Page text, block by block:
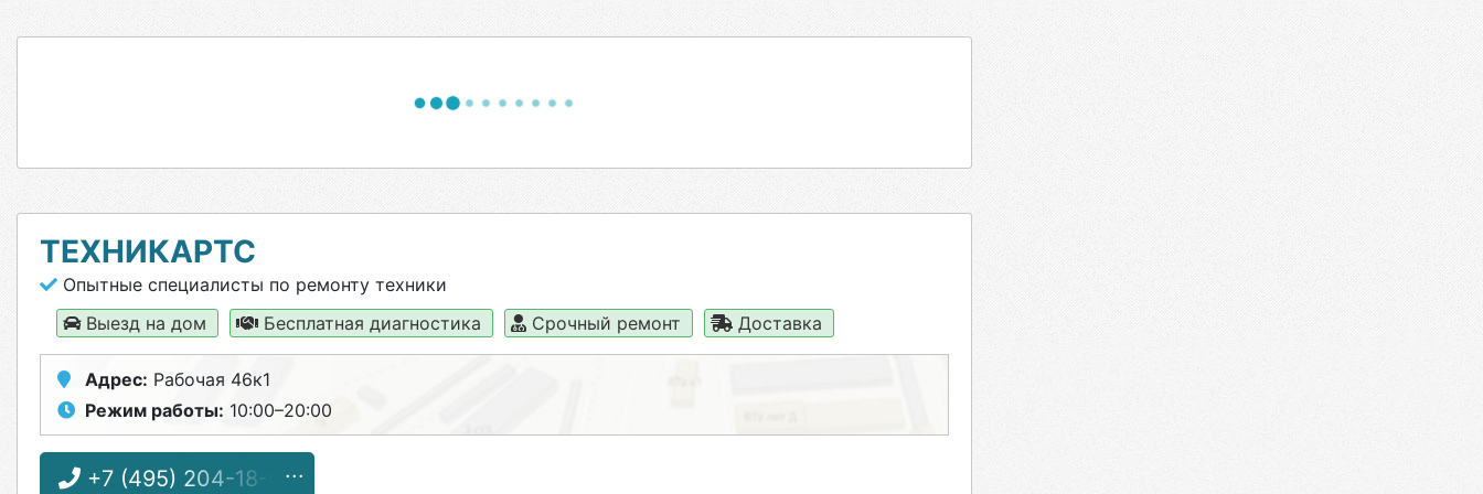
ТЕХНИКАРТС
Опытные специалисты по ремонту техники
Выезд на дом
Бесплатная диагностика Срочный ремонт Доставка
Адрес: Рабочая 46к1
Режим работы: 10:00–20:00
+7 (495) 204-18-08